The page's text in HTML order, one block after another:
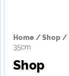
Home /Shop /
35cm
Shop